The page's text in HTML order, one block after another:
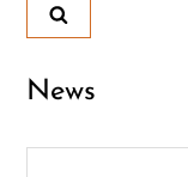
a
g
News